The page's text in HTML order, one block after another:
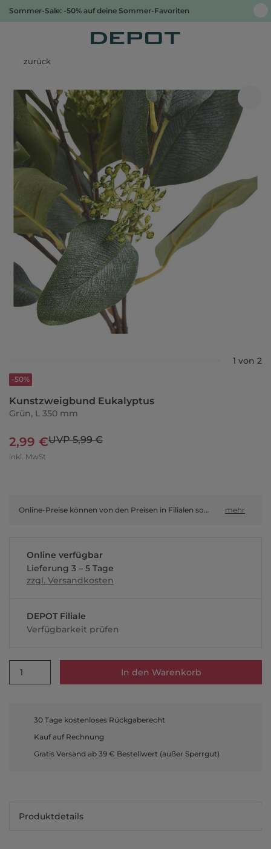
Sommer-Sale: -50% auf deine Sommer-Favoriten
zurück
1 von 2
-50%
Kunstzweigbund Eukalyptus
Grün, L 350 mm
2,99 €UVP 5,99 €
inkl. MwSt
Online-Preise können von den Preisen in Filialen sowie Shop-in-Shop-Flächen abweichen. mehr
Online verfügbar
Lieferung 3 – 5 Tage
zzgl. Versandkosten
DEPOT Filiale
Verfügbarkeit prüfen
1 In den Warenkorb
30 Tage kostenloses Rückgaberecht
Kauf auf Rechnung
Gratis Versand ab 39 € Bestellwert (außer Sperrgut)
Produktdetails